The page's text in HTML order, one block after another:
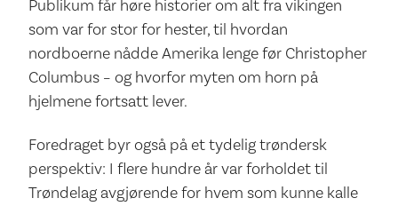
Publikum får høre historier om alt fra vikingen
som var for stor for hester, til hvordan
nordboerne nådde Amerika lenge før Christopher
Columbus – og hvorfor myten om horn på
hjelmene fortsatt lever.
Foredraget byr også på et tydelig trøndersk
perspektiv: I flere hundre år var forholdet til
Trøndelag avgjørende for hvem som kunne kalle